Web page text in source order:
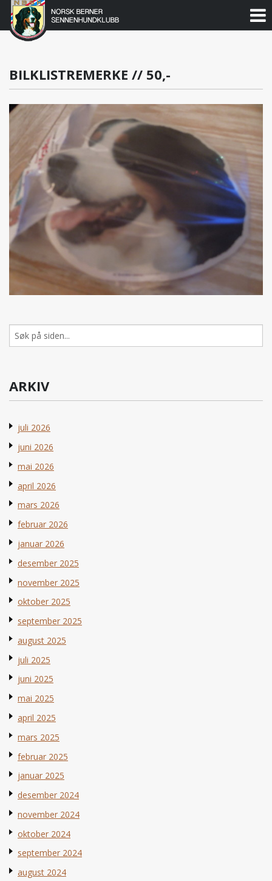
Gå
Norsk
Berner
Sennenhundklubb
BILKLISTREMERKE // 50,-
etter:
ARKIV
juli 2026
juni 2026
mai 2026
april 2026
mars 2026
februar 2026
januar 2026
desember 2025
november 2025
oktober 2025
september 2025
august 2025
juli 2025
juni 2025
mai 2025
april 2025
mars 2025
februar 2025
januar 2025
desember 2024
november 2024
oktober 2024
september 2024
august 2024